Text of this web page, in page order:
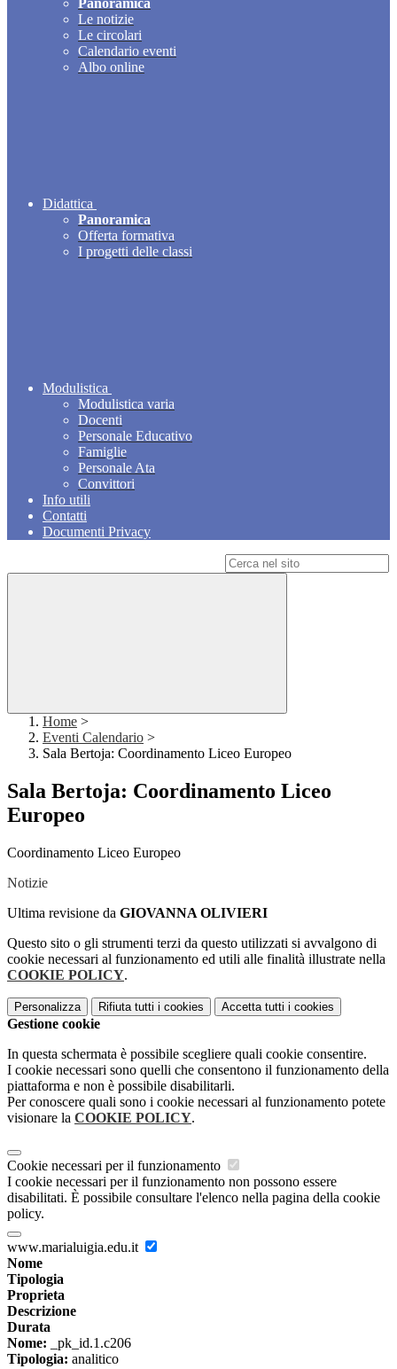
Panoramica
Le notizie
Le circolari
Calendario eventi
Albo online
Didattica
Panoramica
Offerta formativa
I progetti delle classi
Modulistica
Modulistica varia
Docenti
Personale Educativo
Famiglie
Personale Ata
Convittori
Info utili
Contatti
Documenti Privacy
Home >
Eventi Calendario >
Sala Bertoja: Coordinamento Liceo Europeo
Sala Bertoja: Coordinamento Liceo
Europeo
Coordinamento Liceo Europeo
Notizie
Ultima revisione da GIOVANNA OLIVIERI
Questo sito o gli strumenti terzi da questo utilizzati si avvalgono di
cookie necessari al funzionamento ed utili alle finalità illustrate nella
COOKIE POLICY.
Personalizza Rifiuta tutti i cookies Accetta tutti i cookies
Gestione cookie
In questa schermata è possibile scegliere quali cookie consentire.
I cookie necessari sono quelli che consentono il funzionamento della
piattaforma e non è possibile disabilitarli.
Per conoscere quali sono i cookie necessari al funzionamento potete
visionare la COOKIE POLICY.
Cookie necessari per il funzionamento
I cookie necessari per il funzionamento non possono essere
disabilitati. È possibile consultare l'elenco nella pagina della cookie
policy.
www.marialuigia.edu.it
Nome
Tipologia
Proprieta
Descrizione
Durata
Nome: _pk_id.1.c206
Tipologia: analitico